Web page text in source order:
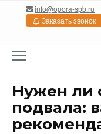
Перейтиinfo@opora-spb.ru
Заказать звонок
Нужен ли
подвала: